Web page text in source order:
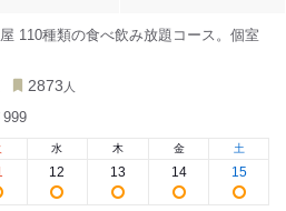
110種類の食べ飲み放題コース。個室
2873 人
999
水
12
木
13
金
14
土
15